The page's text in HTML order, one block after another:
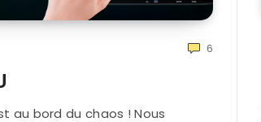
6
au bord du chaos ! Nous